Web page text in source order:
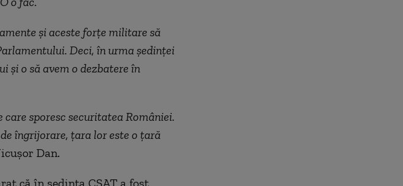
și aceste forțe militare să
Deci, în urma ședinței
și o să avem o dezbatere în
sporesc securitatea României.
îngrijorare, țara lor este o țară
Dan.
că în ședința CSAT a fost